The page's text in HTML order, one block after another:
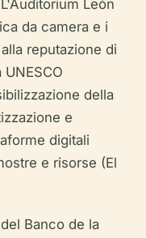
León
da camera e i
reputazione di
della
e
digitali
e risorse (El
Banco de la